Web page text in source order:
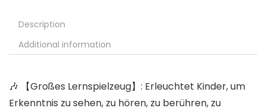
Description
Additional information
🎶 【Großes Lernspielzeug】: Erleuchtet Kinder, um
Erkenntnis zu sehen, zu hören, zu berühren, zu